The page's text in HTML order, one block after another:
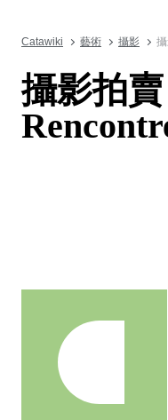
Catawiki 藝術 攝影
攝影拍